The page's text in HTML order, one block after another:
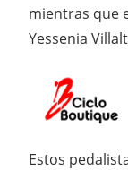
mientras que
Yessenia
Estos